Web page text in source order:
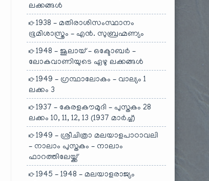
ലക്കങ്ങൾ
1938 – മതിരാശിസംസ്ഥാനം
ഭൂമിശാസ്ത്രം – എൻ. സുബ്രഹ്മണ്യം
1948 – ജൂലായ് – ഒക്ടോബർ –
ലോകവാണിയുടെ ഏഴു ലക്കങ്ങൾ
1949 – ഗ്രന്ഥാലോകം – വാല്യം 1
ലക്കം 3
1937 – കേരളകൗമുദി – പുസ്തകം 28
ലക്കം 10, 11, 12, 13 (1937 മാർച്ച്)
1949 – ശ്രീചിത്രാ മലയാളപാഠാവലി
– നാലാം പുസ്തകം – നാലാം
ഫാറത്തിലേയ്ക്ക്
1945 – 1948 – മലയാളരാജ്യം